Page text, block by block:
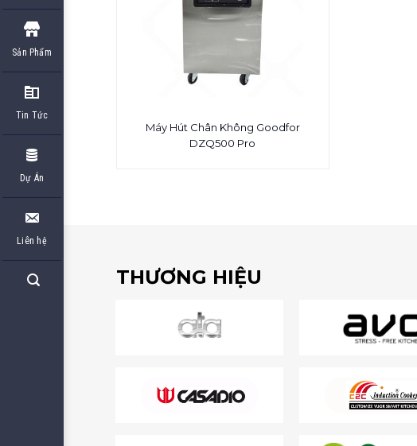
Sản Phẩm
Tin Tức
Dự Án
Liên hệ
Máy Hút Chân Không Goodfor
DZQ500 Pro
THƯƠNG HIỆU